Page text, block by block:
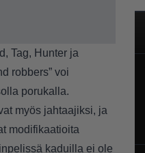
Tag, Hunter ja
robbers” voi
porukalla.
myös jahtaajiksi, ja
modifikaatioita
kaduilla ei ole